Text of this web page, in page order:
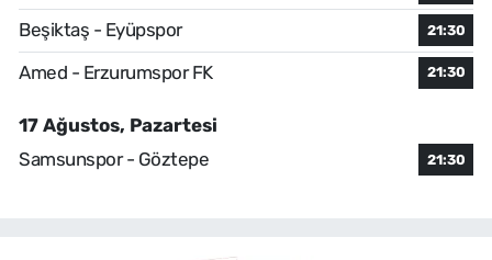
Beşiktaş - Eyüpspor 21:30
Amed - Erzurumspor FK 21:30
17 Ağustos, Pazartesi
Samsunspor - Göztepe
21:30